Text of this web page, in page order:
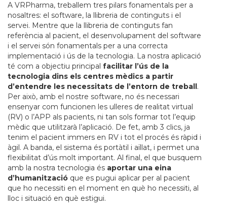
A VRPharma, treballem tres pilars fonamentals per a
nosaltres: el software, la llibreria de continguts i el
servei. Mentre que la llibreria de continguts fan
referència al pacient, el desenvolupament del software
i el servei són fonamentals per a una correcta
implementació i ús de la tecnologia. La nostra aplicació
té com a objectiu principal facilitar l’ús de la
tecnologia dins els centres mèdics a partir
d’entendre les necessitats de l’entorn de treball.
Per això, amb el nostre software, no és necessari
ensenyar com funcionen les ulleres de realitat virtual
(RV) o l’APP als pacients, ni tan sols formar tot l’equip
mèdic que utilitzarà l’aplicació. De fet, amb 3 clics, ja
tenim el pacient immers en RV i tot el procés és ràpid i
àgil. A banda, el sistema és portàtil i aïllat, i permet una
flexibilitat d’ús molt important. Al final, el que busquem
amb la nostra tecnologia és aportar una eina
d’humanització que es pugui aplicar per al pacient
que ho necessiti en el moment en què ho necessiti, al
lloc i situació en què estigui.